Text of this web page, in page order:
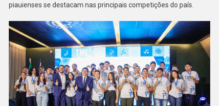
piauienses se destacam nas principais competições do país.